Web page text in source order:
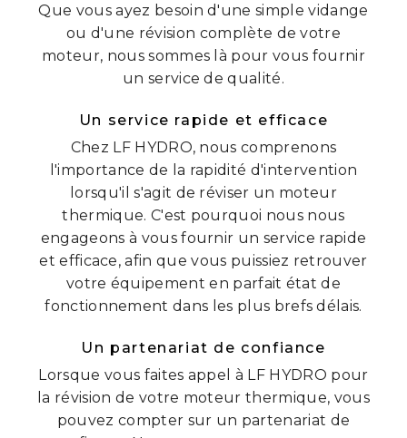
Que vous ayez besoin d'une simple vidange
ou d'une révision complète de votre
moteur, nous sommes là pour vous fournir
un service de qualité.
Un service rapide et efficace
Chez LF HYDRO, nous comprenons
l'importance de la rapidité d'intervention
lorsqu'il s'agit de réviser un moteur
thermique. C'est pourquoi nous nous
engageons à vous fournir un service rapide
et efficace, afin que vous puissiez retrouver
votre équipement en parfait état de
fonctionnement dans les plus brefs délais.
Un partenariat de confiance
Lorsque vous faites appel à LF HYDRO pour
la révision de votre moteur thermique, vous
pouvez compter sur un partenariat de